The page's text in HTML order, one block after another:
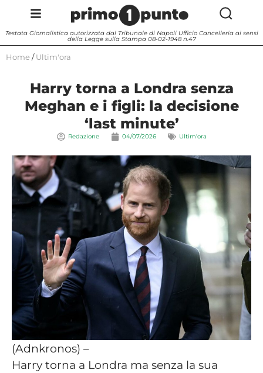
Testata Giornalistica autorizzata dal Tribunale di Napoli Ufficio Cancelleria ai sensi
della Legge sulla Stampa 08-02-1948 n.47
Home / Ultim'ora
Harry torna a Londra senza
Meghan e i figli: la decisione
‘last minute’
Redazione 04/07/2026 Ultim'ora
(Adnkronos) –
Harry torna a Londra ma senza la sua